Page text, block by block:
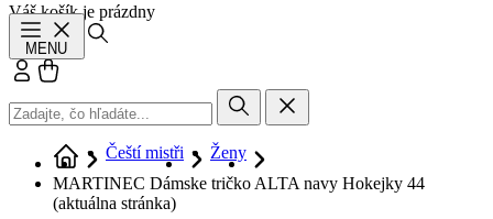
Váš košík je prázdny
MENU
Prihlásiť sa
Čeští mistři
Ženy
MARTINEC Dámske tričko ALTA navy Hokejky 44
(aktuálna stránka)